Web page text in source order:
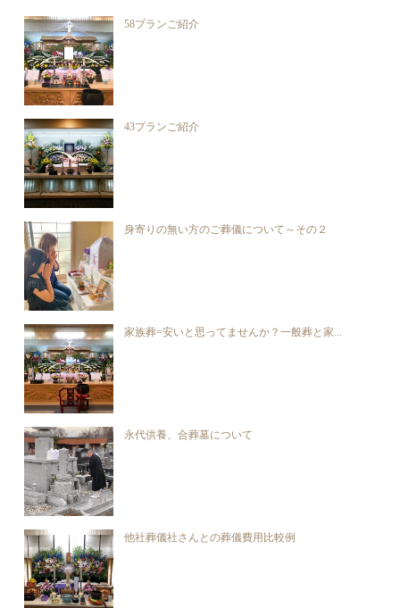
58プランご紹介
43プランご紹介
身寄りの無い方のご葬儀について～その２
家族葬=安いと思ってませんか？一般葬と家...
永代供養、合葬墓について
他社葬儀社さんとの葬儀費用比較例